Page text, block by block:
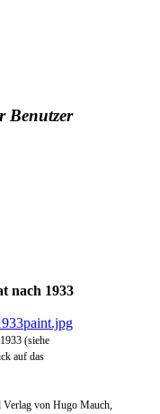
Benutzer
nach 1933
(siehe
auf das
Verlag von Hugo Mauch,